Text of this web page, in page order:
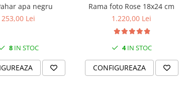
apa negru
253,00 Lei
8IN STOC
Rama foto Rose 18x24 cm
1.220,00 Lei
4IN STOC
CONFIGUREAZA